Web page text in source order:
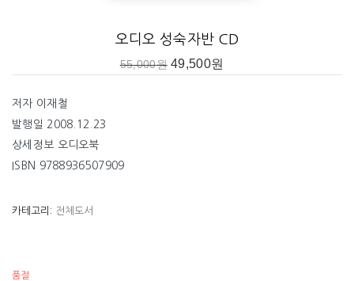
오디오 성숙자반 CD
55,000원 49,500원
저자 이재철
발행일 2008.12.23
상세정보 오디오북
ISBN 9788936507909
카테고리: 전체도서
품절